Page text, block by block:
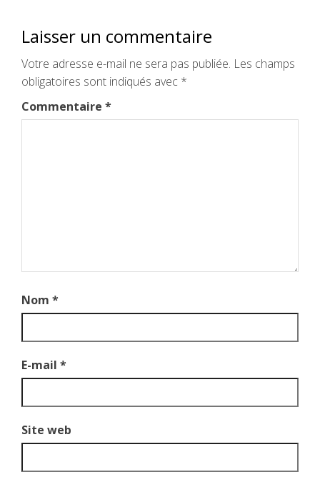
Laisser un commentaire
Votre adresse e-mail ne sera pas publiée. Les champs
obligatoires sont indiqués avec *
Commentaire *
Nom *
E-mail *
Site web